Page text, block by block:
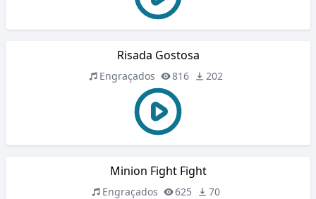
Risada Gostosa
Engraçados 816 202
Minion Fight Fight
Engraçados 625 70